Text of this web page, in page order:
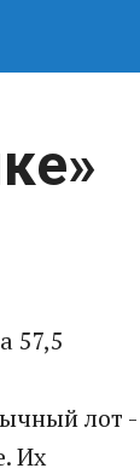
57,5
лот -
Их